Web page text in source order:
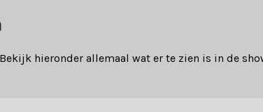
hieronder allemaal wat er te zien is in de